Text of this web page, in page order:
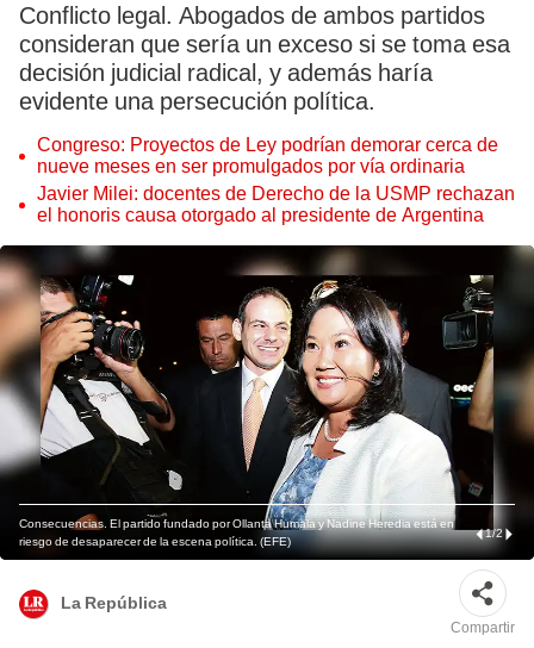
Conflicto legal. Abogados de ambos partidos
consideran que sería un exceso si se toma esa
decisión judicial radical, y además haría
evidente una persecución política.
Congreso: Proyectos de Ley podrían demorar cerca de
nueve meses en ser promulgados por vía ordinaria
Javier Milei: docentes de Derecho de la USMP rechazan
el honoris causa otorgado al presidente de Argentina
Consecuencias. El partido fundado por Ollanta Humala y Nadine Heredia está en
riesgo de desaparecer de la escena política. (EFE)
1/2
La República
Compartir